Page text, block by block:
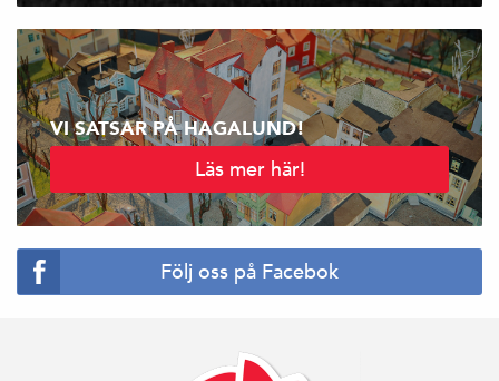
VI SATSAR PÅ HAGALUND!
Läs mer här!
Följ oss på Facebok